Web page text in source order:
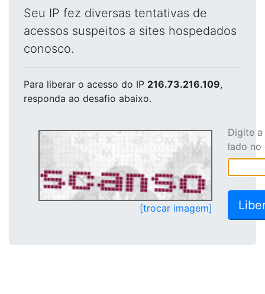
Seu IP fez diversas tentativas de
acessos suspeitos a sites hospedados
conosco.
Para liberar o acesso do IP 216.73.216.109,
responda ao desafio abaixo.
[trocar imagem]
Digite
lado no